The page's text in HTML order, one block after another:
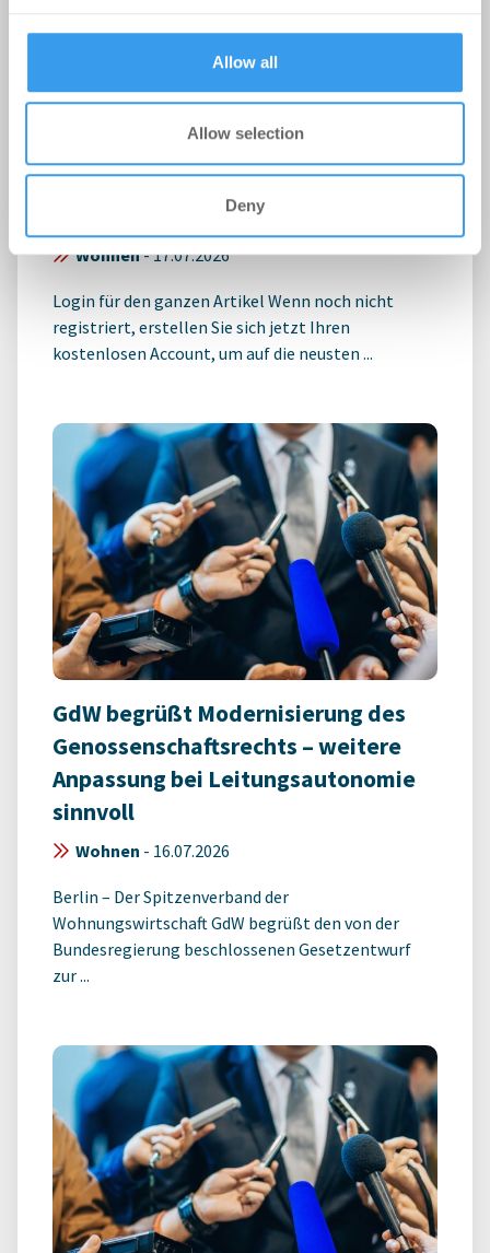
Allow all
Allow selection
Deny
Novelle der Landesbauordnung
Wohnen-17.07.2026
Login für den ganzen Artikel Wenn noch nicht
registriert, erstellen Sie sich jetzt Ihren
kostenlosen Account, um auf die neusten ...
GdW begrüßt Modernisierung des
Genossenschaftsrechts – weitere
Anpassung bei Leitungsautonomie
sinnvoll
Wohnen - 16.07.2026
Berlin – Der Spitzenverband der
Wohnungswirtschaft GdW begrüßt den von der
Bundesregierung beschlossenen Gesetzentwurf
zur ...